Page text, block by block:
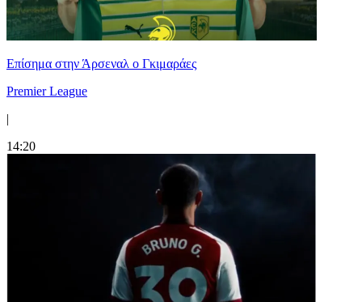
Επίσημα στην Άρσεναλ ο Γκιμαράες
Premier League
|
14:20